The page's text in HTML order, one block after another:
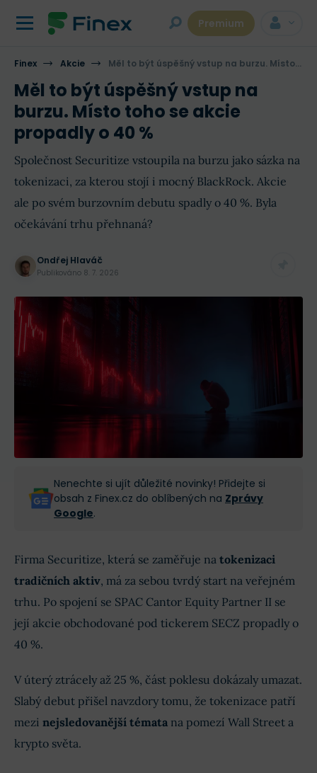
Premium
Finex Akcie Měl to být úspěšný vstup na burzu. Místo toho se akcie propadly o 40 %
Měl to být úspěšný vstup na
burzu. Místo toho se akcie
propadly o 40 %
Společnost Securitize vstoupila na burzu jako sázka na
tokenizaci, za kterou stojí i mocný BlackRock. Akcie
ale po svém burzovním debutu spadly o 40 %. Byla
očekávání trhu přehnaná?
Ondřej Hlaváč
Publikováno 8. 7. 2026
Nenechte si ujít důležité novinky! Přidejte si
obsah z Finex.cz do oblíbených na Zprávy
Google.
Firma Securitize, která se zaměřuje na tokenizaci
tradičních aktiv, má za sebou tvrdý start na veřejném
trhu. Po spojení se SPAC Cantor Equity Partner II se
její akcie obchodované pod tickerem SECZ propadly o
40 %.
V úterý ztrácely až 25 %, část poklesu dokázaly umazat.
Slabý debut přišel navzdory tomu, že tokenizace patří
mezi nejsledovanější témata na pomezí Wall Street a
krypto světa.